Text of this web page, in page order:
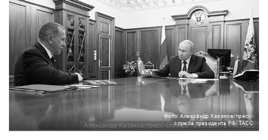
Фото: Александр Казаков/пресс-
служба президента РФ/ТАСС